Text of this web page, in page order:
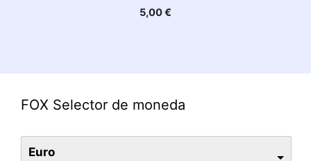
5,00€
FOX Selector de moneda
Euro